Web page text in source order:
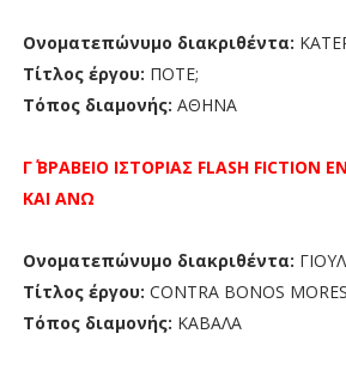
Ονοματεπώνυμο διακριθέντα:
Τίτλος έργου: ΠΟΤΕ;
Τόπος διαμονής: ΑΘΗΝΑ
Γ΄ ΒΡΑΒΕΙΟ ΙΣΤΟΡΙΑΣ FLASH FICTION
ΚΑΙ ΑΝΩ
Ονοματεπώνυμο διακριθέντα:
Τίτλος έργου: CONTRA BONOS MORES
Τόπος διαμονής: ΚΑΒΑΛΑ